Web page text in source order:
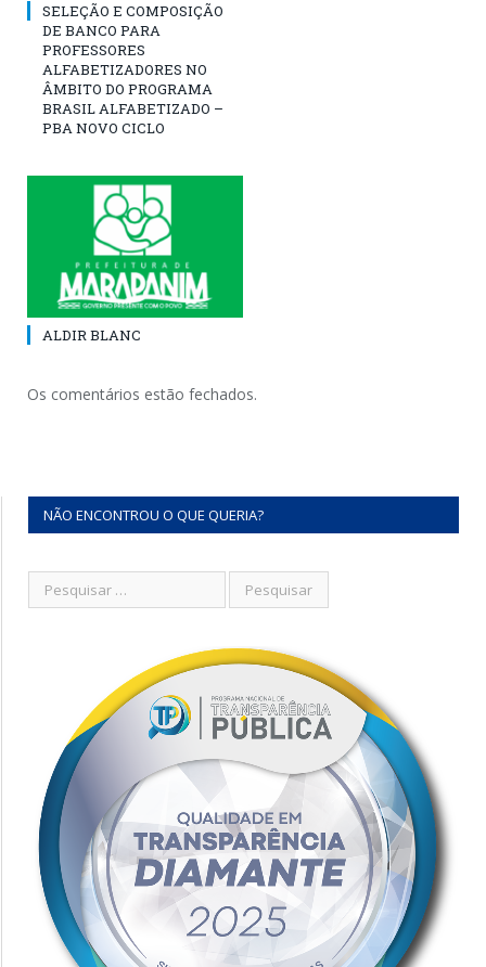
SELEÇÃO E COMPOSIÇÃO
DE BANCO PARA
PROFESSORES
ALFABETIZADORES NO
ÂMBITO DO PROGRAMA
BRASIL ALFABETIZADO –
PBA NOVO CICLO
ALDIR BLANC
Os comentários estão fechados.
NÃO ENCONTROU O QUE QUERIA?